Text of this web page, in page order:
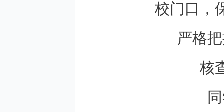
校门口，
严格
核